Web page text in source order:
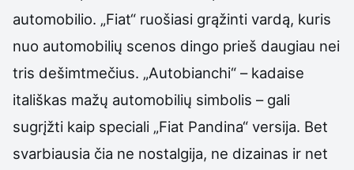
automobilio. „Fiat“ ruošiasi grąžinti vardą, kuris
nuo automobilių scenos dingo prieš daugiau nei
tris dešimtmečius. „Autobianchi“ – kadaise
itališkas mažų automobilių simbolis – gali
sugrįžti kaip speciali „Fiat Pandina“ versija. Bet
svarbiausia čia ne nostalgija, ne dizainas ir net